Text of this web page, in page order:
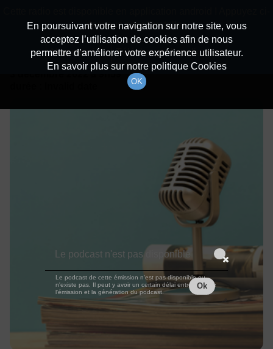
Détails De L'épisode
à 9h59
En poursuivant votre navigation sur notre site, vous
acceptez l’utilisation de cookies afin de nous
permettre d’améliorer votre expérience utilisateur.
En savoir plus sur notre politique Cookies
OK
dessous pour l'installer.
Non merci Télécharger l'application
Le podcast n'est pas disponible
Le podcast de cette émission n'est pas disponible ou
n'existe pas. Il peut y avoir un certain délai entre la fin de
l'émission et la génération du podcast.
Ok